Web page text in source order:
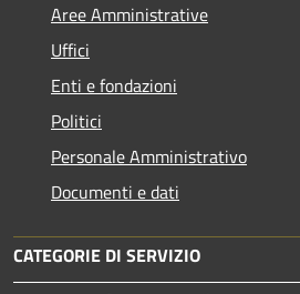
Aree Amministrative
Uffici
Enti e fondazioni
Politici
Personale Amministrativo
Documenti e dati
CATEGORIE DI SERVIZIO